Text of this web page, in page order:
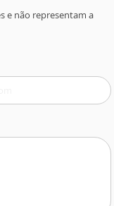
e não representam a